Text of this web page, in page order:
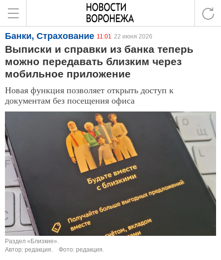
Банки, Страхование 11:01 22 июня 2026
Выписки и справки из банка теперь
можно передавать близким через
мобильное приложение
Новая функция позволяет открыть доступ к
документам без посещения офиса
Раздел «Близкие».
Автор: редакция.
Фото: редакция.